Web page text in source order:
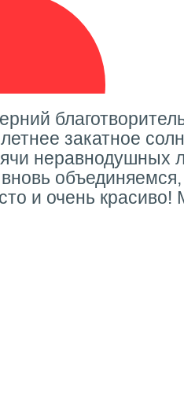
закатное
неравнодушных
объединяемся,
и очень